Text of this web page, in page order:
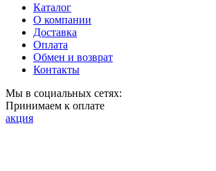
Каталог
О компании
Доставка
Оплата
Обмен и возврат
Контакты
Мы в социальных сетях:
Принимаем к оплате
акция